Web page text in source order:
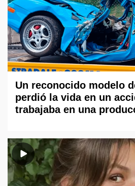
Un reconocido modelo
perdió la vida en un
trabajaba en una